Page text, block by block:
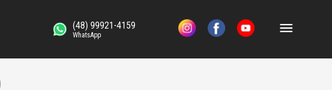
(48) 99921-4159
WhatsApp